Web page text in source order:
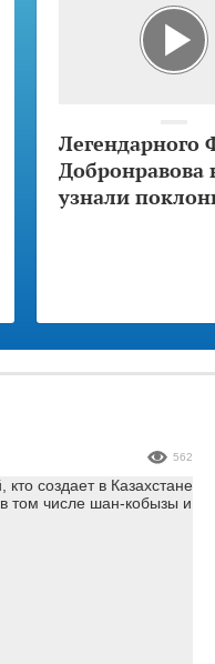
Легендарного
Добронравова
узнали
562